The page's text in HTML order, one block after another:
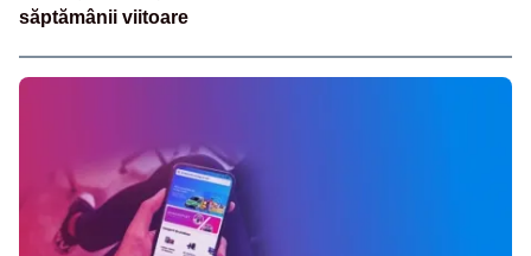
săptămânii viitoare